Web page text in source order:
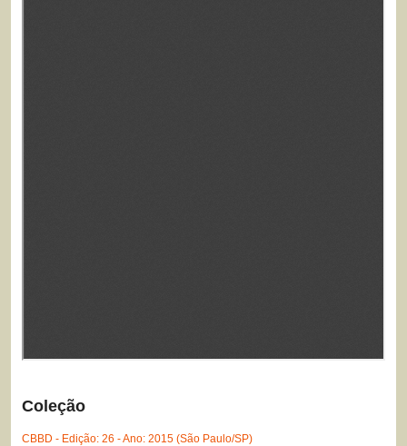
Coleção
CBBD - Edição: 26 - Ano: 2015 (São Paulo/SP)